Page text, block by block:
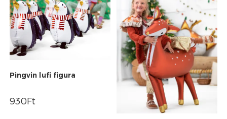
Pingvin lufi figura
930Ft